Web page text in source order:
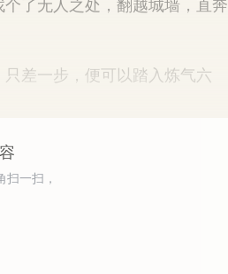
了无人之处，翻越城墙，直奔
差一步，便可以踏入炼气六
一扫，